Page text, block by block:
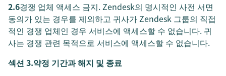
2.6경쟁 업체 액세스 금지. Zendesk의 명시적인 사전 서면
동의가 있는 경우를 제외하고 귀사가 Zendesk 그룹의 직접
적인 경쟁 업체인 경우 서비스에 액세스할 수 없습니다. 귀
사는 경쟁 관련 목적으로 서비스에 액세스할 수 없습니다.
섹션 3.약정 기간과 해지 및 종료